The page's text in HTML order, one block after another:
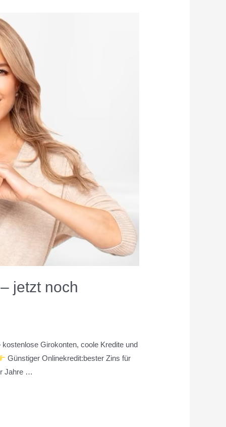
jetzt noch
Girokonten, coole Kredite und
Günstiger Onlinekredit:bester Zins für
Jahre …